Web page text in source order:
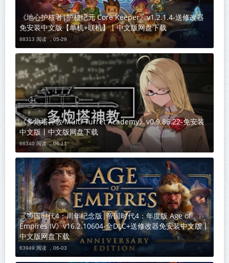
《地心护核者|护核纪元 Core Keeper》v1.2.1.4-送修改器
免安装中文版【单机+联机】丨中文版网盘下载
88313 阅读 ，05-29
《多炮塔神教 Multi Turret Academy》v0.9.86.22-免安装
中文版丨中文版网盘下载
66340 阅读 ，06-11
《帝国时代4：周年纪念版|帝国时代4：年度版 Age of
Empires IV》v16.2.10604-全DLC+送修改器免安装中文版丨
中文版网盘下载
63949 阅读 ， 06-03